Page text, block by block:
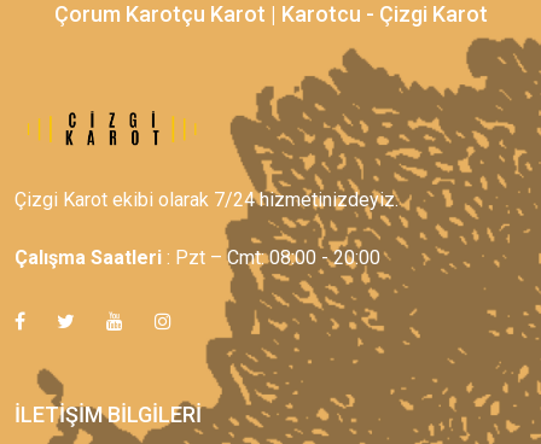
Çorum Karotçu Karot | Karotcu - Çizgi Karot
Çizgi Karot ekibi olarak 7/24 hizmetinizdeyiz.
Çalışma Saatleri : Pzt – Cmt: 08:00 - 20:00
İLETIŞIM BILGILERI